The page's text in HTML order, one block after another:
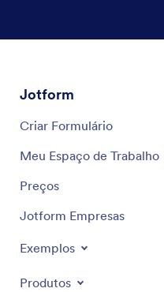
Jotform
Criar Formulário
Meu Espaço de Trabalho
Preços
Jotform Empresas
Exemplos
Produtos